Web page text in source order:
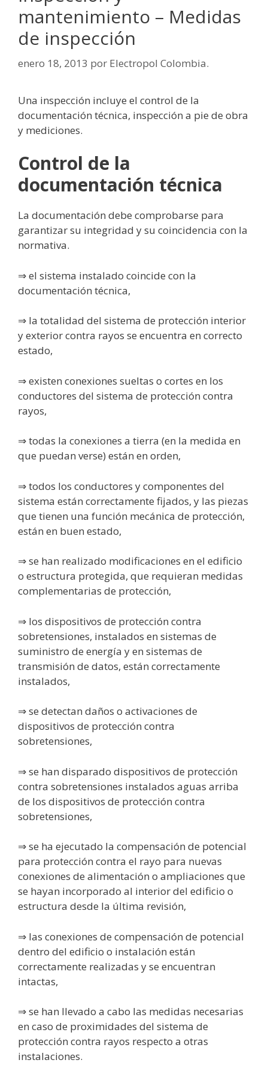
mantenimiento – Medidas
de inspección
enero 18, 2013 por Electropol Colombia.
Una inspección incluye el control de la
documentación técnica, inspección a pie de obra
y mediciones.
Control de la
documentación técnica
La documentación debe comprobarse para
garantizar su integridad y su coincidencia con la
normativa.
⇒ el sistema instalado coincide con la
documentación técnica,
⇒ la totalidad del sistema de protección interior
y exterior contra rayos se encuentra en correcto
estado,
⇒ existen conexiones sueltas o cortes en los
conductores del sistema de protección contra
rayos,
⇒ todas la conexiones a tierra (en la medida en
que puedan verse) están en orden,
⇒ todos los conductores y componentes del
sistema están correctamente fijados, y las piezas
que tienen una función mecánica de protección,
están en buen estado,
⇒ se han realizado modificaciones en el edificio
o estructura protegida, que requieran medidas
complementarias de protección,
⇒ los dispositivos de protección contra
sobretensiones, instalados en sistemas de
suministro de energía y en sistemas de
transmisión de datos, están correctamente
instalados,
⇒ se detectan daños o activaciones de
dispositivos de protección contra
sobretensiones,
⇒ se han disparado dispositivos de protección
contra sobretensiones instalados aguas arriba
de los dispositivos de protección contra
sobretensiones,
⇒ se ha ejecutado la compensación de potencial
para protección contra el rayo para nuevas
conexiones de alimentación o ampliaciones que
se hayan incorporado al interior del edificio o
estructura desde la última revisión,
⇒ las conexiones de compensación de potencial
dentro del edificio o instalación están
correctamente realizadas y se encuentran
intactas,
⇒ se han llevado a cabo las medidas necesarias
en caso de proximidades del sistema de
protección contra rayos respecto a otras
instalaciones.